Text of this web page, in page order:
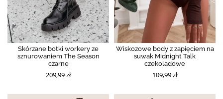
Skórzane botki workery ze
sznurowaniem The Season
czarne
209,99 zł
Wiskozowe body z zapięciem na
suwak Midnight Talk
czekoladowe
109,99 zł